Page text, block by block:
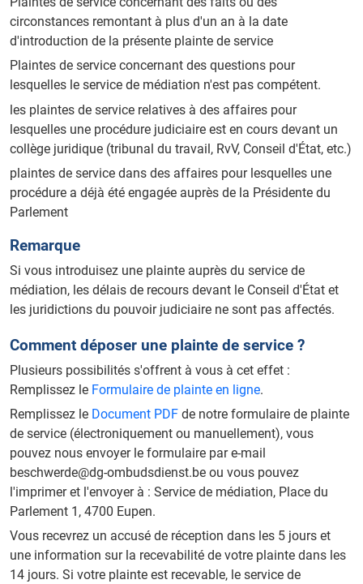
circonstances remontant à plus d'un an à la date
d'introduction de la présente plainte de service
Plaintes de service concernant des questions pour
lesquelles le service de médiation n'est pas compétent.
les plaintes de service relatives à des affaires pour
lesquelles une procédure judiciaire est en cours devant un
collège juridique (tribunal du travail, RvV, Conseil d'État, etc.)
plaintes de service dans des affaires pour lesquelles une
procédure a déjà été engagée auprès de la Présidente du
Parlement
Remarque
Si vous introduisez une plainte auprès du service de
médiation, les délais de recours devant le Conseil d'État et
les juridictions du pouvoir judiciaire ne sont pas affectés.
Comment déposer une plainte de service ?
Plusieurs possibilités s'offrent à vous à cet effet :
Remplissez le Formulaire de plainte en ligne.
Remplissez le Document PDF de notre formulaire de plainte
de service (électroniquement ou manuellement), vous
pouvez nous envoyer le formulaire par e-mail
beschwerde@dg-ombudsdienst.be ou vous pouvez
l'imprimer et l'envoyer à : Service de médiation, Place du
Parlement 1, 4700 Eupen.
Vous recevrez un accusé de réception dans les 5 jours et
une information sur la recevabilité de votre plainte dans les
14 jours. Si votre plainte est recevable, le service de